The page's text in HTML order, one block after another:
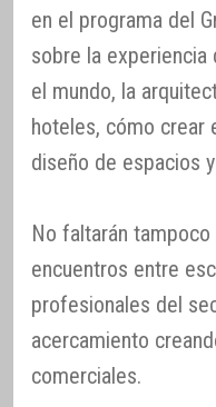
en el programa del
sobre la experiencia
el mundo, la
hoteles, cómo crear
diseño de espacios
No faltarán
encuentros entre
profesionales del
acercamiento
comerciales.